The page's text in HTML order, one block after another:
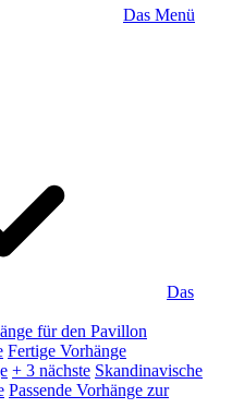
Das Menü
Das
für den Pavillon
Fertige Vorhänge
+ 3 nächste Skandinavische
Passende Vorhänge zur